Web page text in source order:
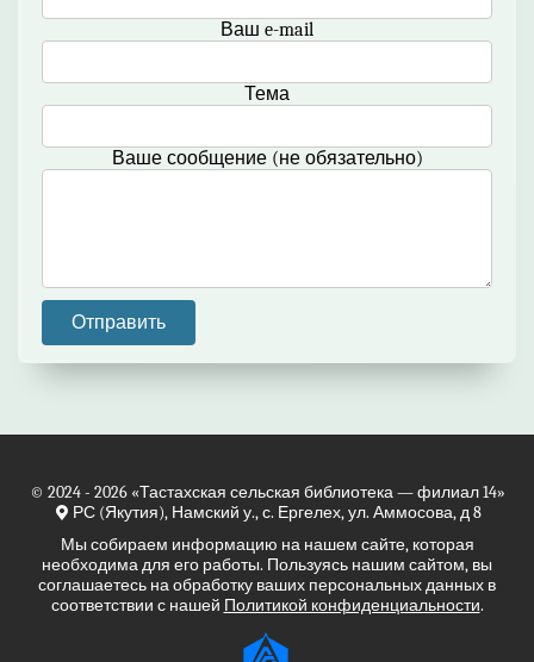
Ваш e-mail
Тема
Ваше сообщение (не обязательно)
© 2024 - 2026 «Тастахская сельская библиотека — филиал 14»
РС (Якутия), Намский у., с. Ергелех, ул. Аммосова, д 8
Мы собираем информацию на нашем сайте, которая
необходима для его работы. Пользуясь нашим сайтом, вы
соглашаетесь на обработку ваших персональных данных в
соответствии с нашей Политикой конфиденциальности.